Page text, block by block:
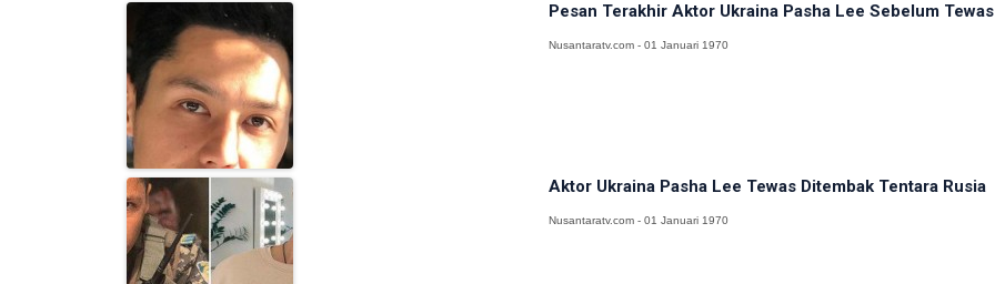
Pesan Terakhir Aktor Ukraina Pasha Lee Sebelum
Nusantaratv.com - 01 Januari 1970
Aktor Ukraina Pasha Lee Tewas Ditembak Tentara Rusia
Nusantaratv.com - 01 Januari 1970